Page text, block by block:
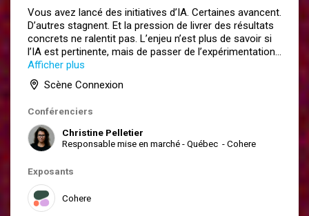
Vous avez lancé des initiatives d’IA. Certaines avancent.
D’autres stagnent. Et la pression de livrer des résultats
concrets ne ralentit pas. L’enjeu n’est plus de savoir si
l’IA est pertinente, mais de passer de l’expérimentation
à un impact réel et mesurable.
Dans cette conférence d’ouverture, Christine Pelletier
présentera une approche pragmatique pour aider les
prioriser les initiatives et déployer à grande échelle dans
une optique souveraine.
Débutez la journée avec les repères nécessaires pour
Quels avantages les participant·es retireront-ils de
cette tribune?
Identifier les problèmes d'affaires où l'IA crée une
valeur réelle
Afficher plus
Scène Connexion
Conférenciers
Christine Pelletier
Responsable mise en marché - Québec -Cohere
Exposants
Cohere